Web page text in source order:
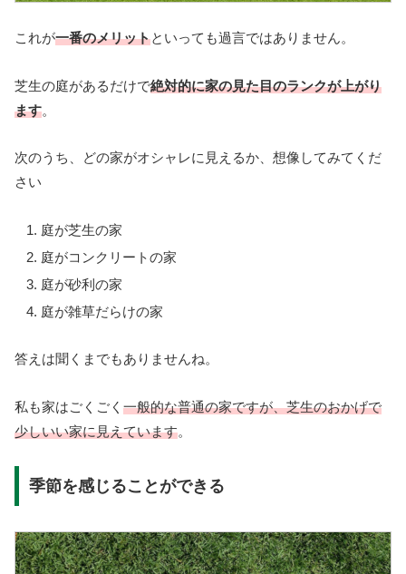
これが一番のメリットといっても過言ではありません。
芝生の庭があるだけで絶対的に家の見た目のランクが上がり
ます。
次のうち、どの家がオシャレに見えるか、想像してみてくだ
さい
庭が芝生の家
庭がコンクリートの家
庭が砂利の家
庭が雑草だらけの家
答えは聞くまでもありませんね。
私も家はごくごく 一般的な普通の家ですが、芝生のおかげで
少しいい家に見えています。
季節を感じることができる